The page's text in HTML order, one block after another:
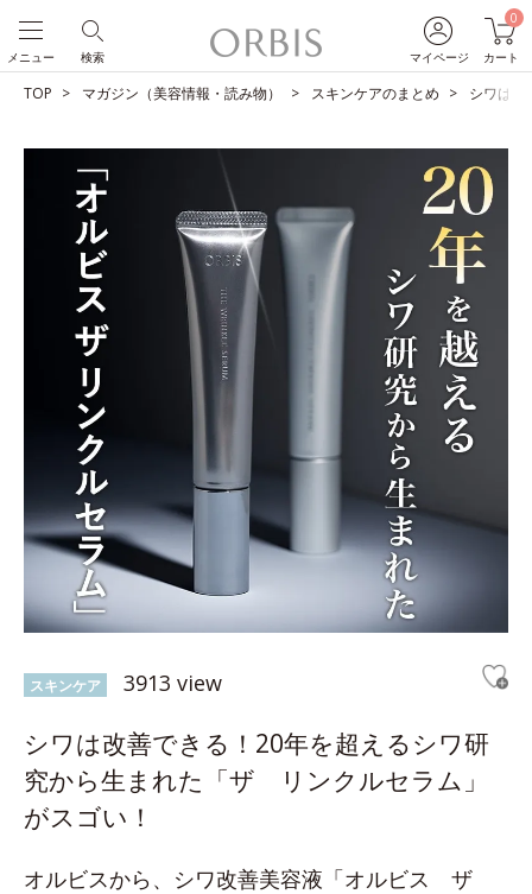
マイページ
0
カート
検索
メニュー
TOP マガジン（美容情報・読み物） スキンケアのまとめ シワは
スキンケア 3913 view
シワは改善できる！20年を超えるシワ研
究から生まれた「ザ リンクルセラム」
がスゴい！
オルビスから、シワ改善美容液「オルビス ザ